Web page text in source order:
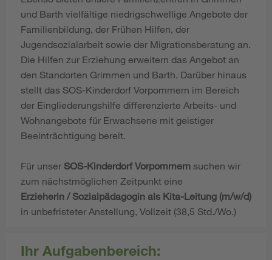
und Barth vielfältige niedrigschwellige Angebote der
Familienbildung, der Frühen Hilfen, der
Jugendsozialarbeit sowie der Migrationsberatung an.
Die Hilfen zur Erziehung erweitern das Angebot an
den Standorten Grimmen und Barth. Darüber hinaus
stellt das SOS-Kinderdorf Vorpommern im Bereich
der Eingliederungshilfe differenzierte Arbeits- und
Wohnangebote für Erwachsene mit geistiger
Beeinträchtigung bereit.
Für unser SOS-Kinderdorf Vorpommern suchen wir
zum nächstmöglichen Zeitpunkt eine
Erzieherin / Sozialpädagogin als Kita-Leitung (m/w/d)
in unbefristeter Anstellung, Vollzeit (38,5 Std./Wo.)
Ihr Aufgabenbereich: